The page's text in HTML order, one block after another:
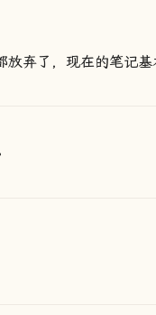
弃了，现在的笔记